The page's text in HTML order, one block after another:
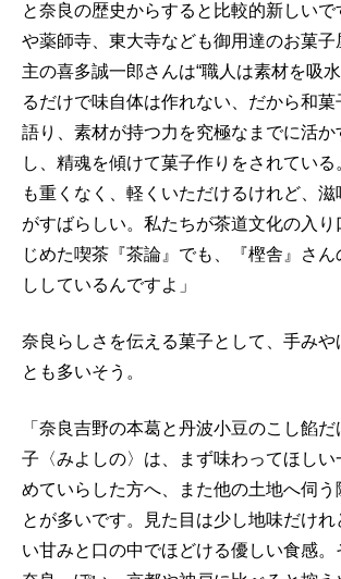
と奈良の歴史からすると比較的新しい
や薬師寺、東大寺なども御用達のお菓
主の喜多誠一郎さんは“職人は素材を吸
るだけで味自体は作れない、だから和菓
語り、素材が持つ力を究極なまでに活か
し、精魂を傾けて菓子作りをされてい
も重くなく、軽くいただけるけれど、滋
がすばらしい。私たちが茶道文化の入り
じめた喫茶『茶論』でも、『樫舎』さん
ししているんですよ」
奈良らしさを伝える菓子として、手みや
とも多いそう。
「奈良吉野の本葛と丹波小豆のこし餡
子〈みよしの〉は、まず味わってほしい
めていらした方へ、また他の土地へ伺う
とが多いです。見た目は少し地味だけ
い甘みと口の中でほどける優しい食感。